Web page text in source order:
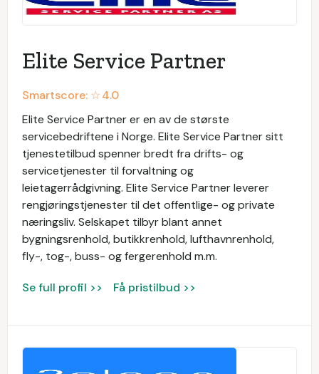
Elite Service Partner
Smartscore: ☆4.0
Elite Service Partner er en av de største
servicebedriftene i Norge. Elite Service Partner sitt
tjenestetilbud spenner bredt fra drifts- og
servicetjenester til forvaltning og
leietagerrådgivning. Elite Service Partner leverer
rengjøringstjenester til det offentlige- og private
næringsliv. Selskapet tilbyr blant annet
bygningsrenhold, butikkrenhold, lufthavnrenhold,
fly-, tog-, buss- og fergerenhold m.m.
Se full profil >> Få pristilbud >>